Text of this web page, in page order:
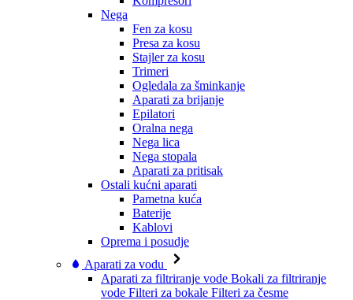
Nega
Fen za kosu
Presa za kosu
Stajler za kosu
Trimeri
Ogledala za šminkanje
Aparati za brijanje
Epilatori
Oralna nega
Nega lica
Nega stopala
Aparati za pritisak
Ostali kućni aparati
Pametna kuća
Baterije
Kablovi
Oprema i posudje
Aparati za vodu
Aparati za filtriranje vode Bokali za filtriranje
vode Filteri za bokale Filteri za česme